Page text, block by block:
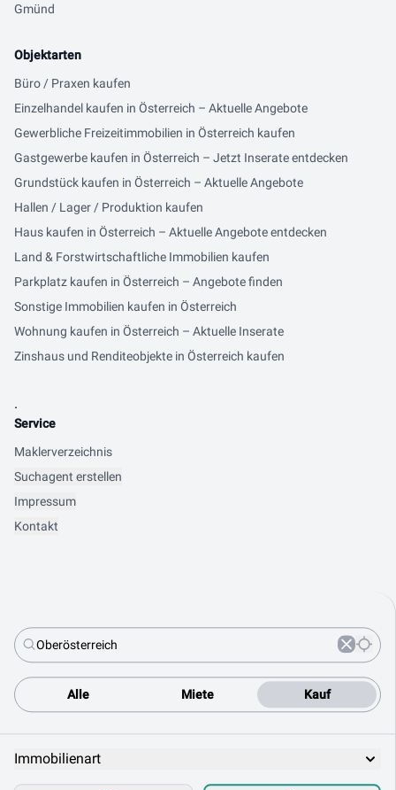
Alle Miete Kauf
Immobilienart
Gmünd
Objektarten
Büro / Praxen kaufen
Einzelhandel kaufen in Österreich – Aktuelle Angebote
Gewerbliche Freizeitimmobilien in Österreich kaufen
Gastgewerbe kaufen in Österreich – Jetzt Inserate entdecken
Grundstück kaufen in Österreich – Aktuelle Angebote
Hallen / Lager / Produktion kaufen
Haus kaufen in Österreich – Aktuelle Angebote entdecken
Land & Forstwirtschaftliche Immobilien kaufen
Parkplatz kaufen in Österreich – Angebote finden
Sonstige Immobilien kaufen in Österreich
Wohnung kaufen in Österreich – Aktuelle Inserate
Zinshaus und Renditeobjekte in Österreich kaufen
.
Service
Maklerverzeichnis
Suchagent erstellen
Impressum
Kontakt